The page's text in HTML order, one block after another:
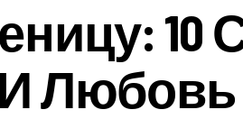
10
Любовь